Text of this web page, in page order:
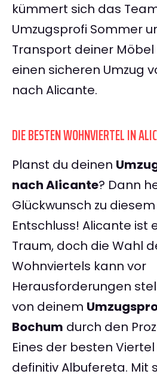
kümmert sich das
Umzugsprofi Sommer
Transport deiner
einen sicheren Umzug
nach Alicante.
DIE BESTEN WOHNVIERTEL IN
Planst du deinen
nach Alicante? Dann
Glückwunsch zu
Entschluss! Alicante ist
Traum, doch die Wahl
Wohnviertels kann vor
Herausforderungen
von deinem
Bochum durch den
Eines der besten
definitiv Albufereta. Mit